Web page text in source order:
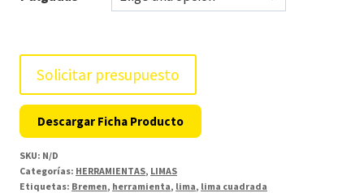
Solicitar presupuesto
Descargar Ficha Producto
SKU: N/D
Categorías: HERRAMIENTAS, LIMAS
Etiquetas: Bremen, herramienta, lima, lima cuadrada